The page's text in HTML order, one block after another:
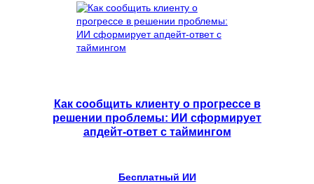
Как сообщить клиенту о прогрессе в
решении проблемы: ИИ сформирует
апдейт-ответ с таймингом
Бесплатный ИИ